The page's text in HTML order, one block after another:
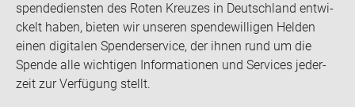
spen­de­diens­ten des Roten Kreu­zes in Deutsch­land ent­wi­
ckelt haben, bie­ten wir un­se­ren spen­de­wil­li­gen Hel­den
einen di­gi­ta­len Spen­der­ser­vice, der ihnen rund um die
Spen­de alle wich­ti­gen In­for­ma­tio­nen und Ser­vices je­der­
zeit zur Ver­fü­gung stellt.